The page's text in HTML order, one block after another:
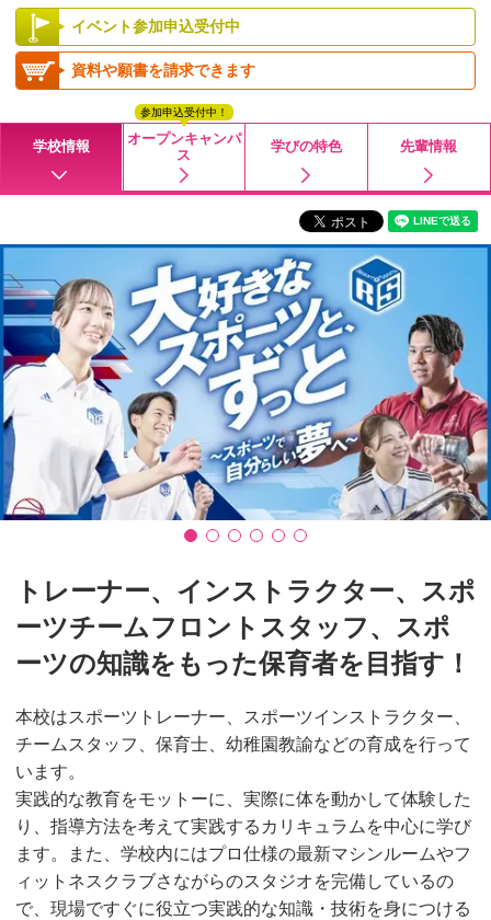
イベント参加申込受付中
資料や願書を請求できます
学校情報
オープンキャンパ
ス
参加申込受付中！
学びの特色 先輩情報
トレーナー、インストラクター、スポ
ーツチームフロントスタッフ、スポ
ーツの知識をもった保育者を目指す！
本校はスポーツトレーナー、スポーツインストラクター、
チームスタッフ、保育士、幼稚園教諭などの育成を行って
います。
実践的な教育をモットーに、実際に体を動かして体験した
り、指導方法を考えて実践するカリキュラムを中心に学び
ます。また、学校内にはプロ仕様の最新マシンルームやフ
ィットネスクラブさながらのスタジオを完備しているの
で、現場ですぐに役立つ実践的な知識・技術を身につける